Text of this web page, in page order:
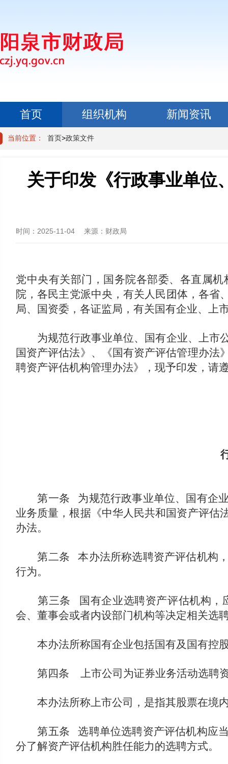
首页 组织机构
新闻资讯
政民互动
当前位置： 首页>政策文件
关于印发《行政事业单位
时间： 2025-11-04 来源： 财政局
党中央有关部门，国务院各部委、各直属
院，各民主党派中央，有关人民团体，各省
局、国资委，各证监局，有关国有企业、上
为规范行政事业单位、国有企业、上市公
国资产评估法》、《国有资产评估管理办法
聘资产评估机构管理办法》，现予印发，请
第一条 为规范行政事业单位、国有企业
业务质量，根据《中华人民共和国资产评估
办法。
第二条 本办法所称选聘资产评估机构，
行为。
第三条 国有企业选聘资产评估机构，应
会、董事会或者内设部门机构等决定相关选
本办法所称国有企业包括国有及国有控
第四条 上市公司为证券业务活动选聘资
本办法所称上市公司，是指其股票在境
第五条 选聘单位选聘资产评估机构应当
分了解资产评估机构胜任能力的选聘方式。